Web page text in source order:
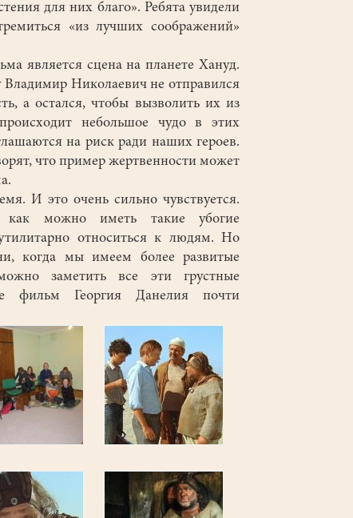
для них благо». Ребята увидели
«из лучших соображений»
является сцена на планете Хануд.
Николаевич не отправился
а остался, чтобы вызволить их из
небольшое чудо в этих
на риск ради наших героев.
что пример жертвенности может
И это очень сильно чувствуется.
можно иметь такие убогие
относиться к людям. Но
когда мы имеем более развитые
заметить все эти грустные
фильм Георгия Данелия почти